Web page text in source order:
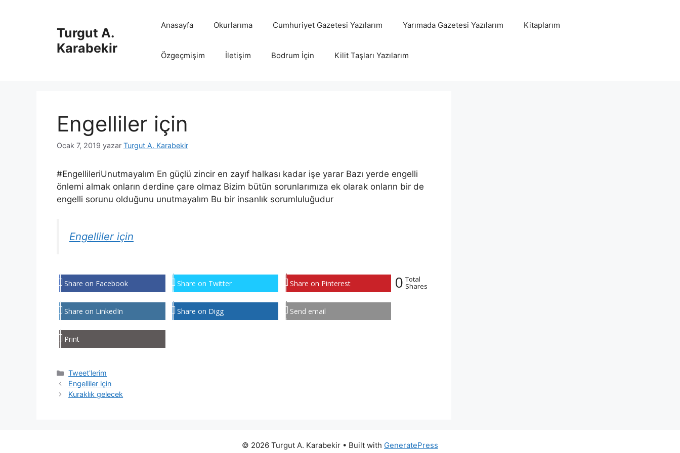
Turgut A.
Karabekir
Anasayfa Okurlarıma Cumhuriyet Gazetesi Yazılarım Yarımada Gazetesi Yazılarım Kitaplarım
Özgeçmişim İletişim Bodrum İçin Kilit Taşları Yazılarım
Engelliler için
Ocak 7, 2019 yazar Turgut A. Karabekir
#EngellileriUnutmayalım En güçlü zincir en zayıf halkası kadar işe yarar Bazı yerde engelli
önlemi almak onların derdine çare olmaz Bizim bütün sorunlarımıza ek olarak onların bir de
engelli sorunu olduğunu unutmayalım Bu bir insanlık sorumluluğudur
Engelliler için
Share on Facebook Share on Twitter Share on Pinterest
Share on LinkedIn Share on Digg Send email
Print
0 Total
Shares
Kategoriler
Tweet'lerim
Engelliler için
Kuraklık gelecek
© 2026 Turgut A. Karabekir • Built with GeneratePress